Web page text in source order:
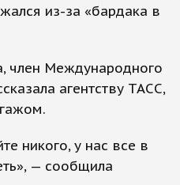
из-за «бардака в
член Международного
агентству ТАСС,
никого, у нас все в
— сообщила